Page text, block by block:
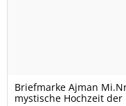
Briefmarke Ajman
mystische Hochzeit